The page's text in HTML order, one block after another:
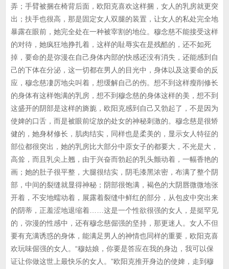
弄；手臂被捆在椅背后面，欧阳克喜欢这样捆，女人的乳房就更突
出；扶手也很高，那是固定女人双腿的装置，让女人的私处完全地
暴露在眼前，她完全处在一种被宰割的地位。穆念慈不能接受这样
的对待，她疯狂地挣扎着，这样的耻辱实在是残酷的，还不如死
掉，要命的是弥漫在自己身体内部的快感还没有消失，还能感到自
己的下体在分泌，这一切都在男人的目光中，身体以及这要命的反
应，穆念慈凄厉地尖叫着，想缓解自己的伤。想不到这样瘦削修长
的身体有这样饱满的乳房，想不到穆念慈的身体这样的美，想不到
这盛开的阴部是这样的旖旎，欧阳克感到自己又勃起了，不是因为
使婢的口舌，而是被眼前绽放的处女的神秘刺激的。穆念慈是很矫
健的，她身材修长，肌肉结实，同样也是柔美的，显示女人特征的
部位都很突出，她的乳房比大部分中原女子的都要大，不光是大，
高耸，而且乳尖上翘，由于兴奋而勃起的乳头颤动着，一幅香艳的
画；她的肚子很平整，大腿很结实，阴毛漆黑浓密，布满了整个阴
部，中间的裂缝就显得神秘；阴部很饱满，褐色的大阴唇微微地张
开着，不安地蠕动着，展露着裂缝中鲜红的部分，从包皮中突出来
的阴蒂，正羞涩地退缩着……这是一个性欲很强的女人，是挺罕见
的，弥漫的性感中，还有穆念慈倔强的坚持，那更迷人。女人不但
要有充满诱惑的身体，能满足男人的神情也同样的重要，欧阳克喜
欢玩味倔强的女人。“穆姑娘，你要是答应在我的身边，我可以保
证让你做这世上最快乐的女人。”欧阳克推开身边的使婢，走到穆